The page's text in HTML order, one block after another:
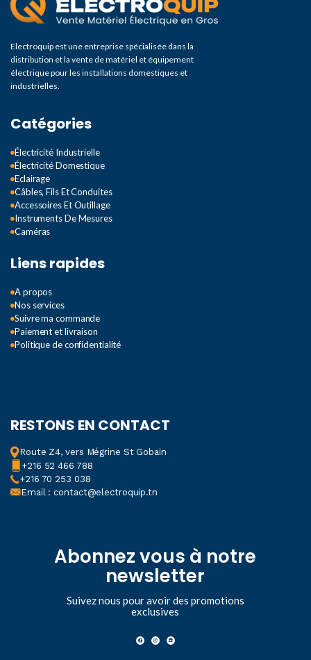
Electroquip est une entreprise spécialisée dans la
distribution et la vente de matériel et équipement
électrique pour les installations domestiques et
industrielles.
Catégories
Électricité Industrielle
Électricité Domestique
Eclairage
Câbles, Fils Et Conduites
Accessoires Et Outillage
Instruments De Mesures
Caméras
Liens rapides
A propos
Nos services
Suivre ma commande
Paiement et livraison
Politique de confidentialité
RESTONS EN CONTACT
Route Z4, vers Mégrine St Gobain
+216 52 466 788
+216 70 253 038
Email : contact@electroquip.tn
Abonnez vous à notre
newsletter
Suivez nous pour avoir des promotions
exclusives